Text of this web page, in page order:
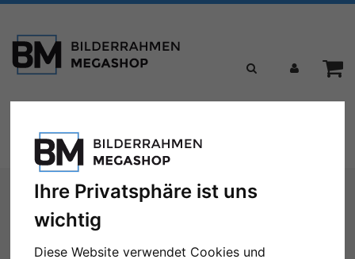
Ihre Privatsphäre ist uns
wichtig
Diese Website verwendet Cookies und
navigation
Formate Bilderrahmen nach Maß
Bilderrahmen nach Maß